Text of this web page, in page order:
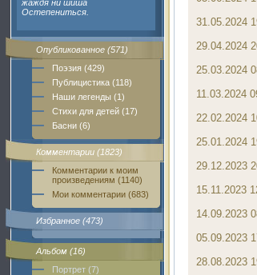
жаждя ни шиша
Остепениться.
Опубликованное (571)
Поэзия (429)
Публицистика (118)
Наши легенды (1)
Стихи для детей (17)
Басни (6)
Комментарии (1823)
Комментарии к моим
произведениям (1140)
Мои комментарии (683)
Избранное (473)
Альбом (16)
Портрет (7)
31.05.2024
29.04.2024
25.03.2024
11.03.2024
22.02.2024
25.01.2024
29.12.2023
15.11.2023
14.09.2023
05.09.2023
28.08.2023